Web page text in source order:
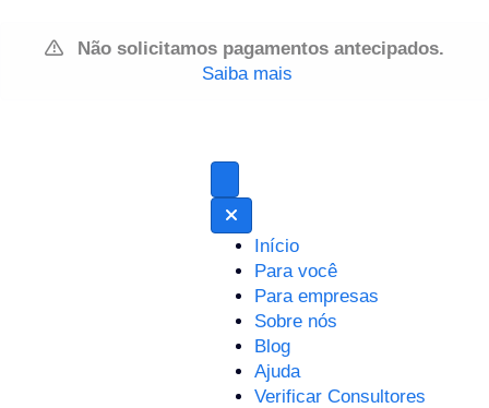
Não solicitamos pagamentos antecipados.
Saiba mais
Início
Para você
Para empresas
Sobre nós
Blog
Ajuda
Verificar Consultores